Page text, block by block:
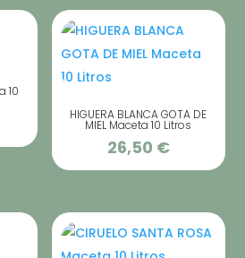
10
HIGUERA BLANCA GOTA DE
MIEL Maceta 10 Litros
26,50 €